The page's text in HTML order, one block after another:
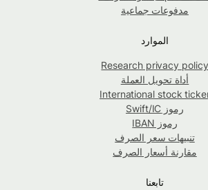
مدفوعات جماعية
الموارد
Research privacy
أداة تحويل العملة
International stock
رموز Swift/IC
رموز IBAN
تنبيهات سعر الصرف
مقارنة أسعار الصرف
تابعنا